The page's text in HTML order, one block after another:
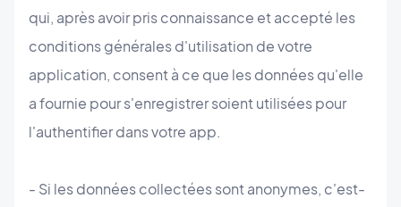
qui, après avoir pris connaissance et accepté les
conditions générales d'utilisation de votre
application, consent à ce que les données qu'elle
a fournie pour s'enregistrer soient utilisées pour
l'authentifier dans votre app.
- Si les données collectées sont anonymes, c'est-